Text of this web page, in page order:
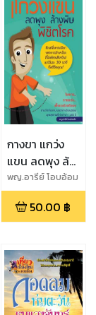
กางขา แกว่ง
แขน ลดพุง ล้าง
พิษ พิชิตโรค
พญ.อารีย์ โอบอ้อม
รัก
50.00 ฿